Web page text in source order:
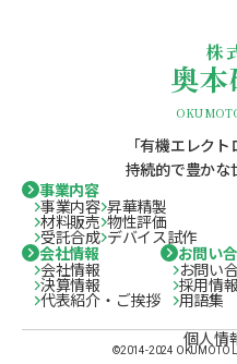
株
奥
「有機エレク
持続的で豊かな
事業内容
事業内容
材料販売
受託合成
昇華精製
物性評価
デバイス試作
会社情報
会社情報
決算情報
代表紹介・ご挨拶
お問い
お問い
採用情報
用語集
©2014-2024 OKUMOTO
個人情